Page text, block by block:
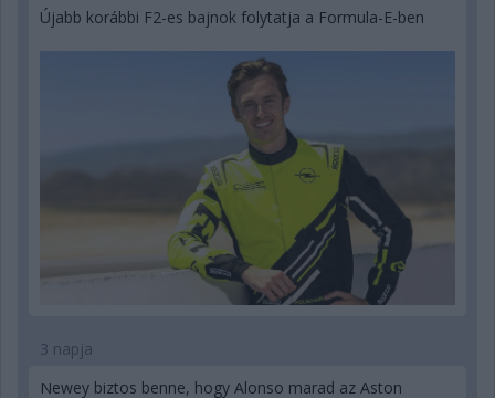
Újabb korábbi F2-es bajnok folytatja a Formula-E-ben
3 napja
Newey biztos benne, hogy Alonso marad az Aston